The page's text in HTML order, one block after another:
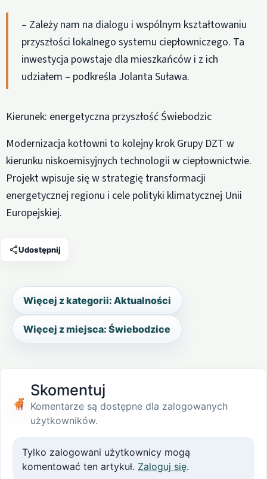
– Zależy nam na dialogu i wspólnym kształtowaniu
przyszłości lokalnego systemu ciepłowniczego. Ta
inwestycja powstaje dla mieszkańców i z ich
udziałem – podkreśla Jolanta Suława.
Kierunek: energetyczna przyszłość Świebodzic
Modernizacja kotłowni to kolejny krok Grupy DZT w
kierunku niskoemisyjnych technologii w ciepłownictwie.
Projekt wpisuje się w strategię transformacji
energetycznej regionu i cele polityki klimatycznej Unii
Europejskiej.
Udostępnij
Więcej z kategorii: Aktualności
Więcej z miejsca: Świebodzice
Skomentuj
Komentarze są dostępne dla zalogowanych
użytkowników.
Tylko zalogowani użytkownicy mogą
komentować ten artykuł. Zaloguj się.